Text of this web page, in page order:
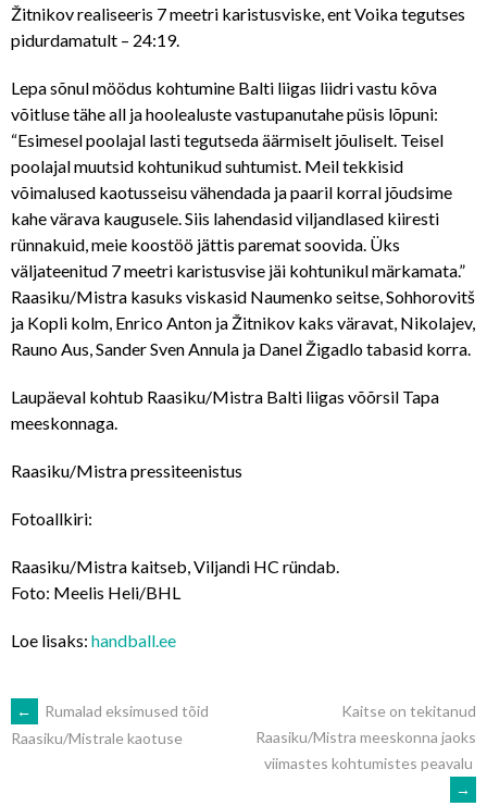
Žitnikov realiseeris 7 meetri karistusviske, ent Voika tegutses
pidurdamatult – 24:19.
Lepa sõnul möödus kohtumine Balti liigas liidri vastu kõva
võitluse tähe all ja hoolealuste vastupanutahe püsis lõpuni:
“Esimesel poolajal lasti tegutseda äärmiselt jõuliselt. Teisel
poolajal muutsid kohtunikud suhtumist. Meil tekkisid
võimalused kaotusseisu vähendada ja paaril korral jõudsime
kahe värava kaugusele. Siis lahendasid viljandlased kiiresti
rünnakuid, meie koostöö jättis paremat soovida. Üks
väljateenitud 7 meetri karistusvise jäi kohtunikul märkamata.”
Raasiku/Mistra kasuks viskasid Naumenko seitse, Sohhorovitš
ja Kopli kolm, Enrico Anton ja Žitnikov kaks väravat, Nikolajev,
Rauno Aus, Sander Sven Annula ja Danel Žigadlo tabasid korra.
Laupäeval kohtub Raasiku/Mistra Balti liigas võõrsil Tapa
meeskonnaga.
Raasiku/Mistra pressiteenistus
Fotoallkiri:
Raasiku/Mistra kaitseb, Viljandi HC ründab.
Foto: Meelis Heli/BHL
Loe lisaks: handball.ee
POST
←
Rumalad eksimused tõid
Raasiku/Mistrale kaotuse
Kaitse on tekitanud
Raasiku/Mistra meeskonna jaoks
viimastes kohtumistes peavalu
→